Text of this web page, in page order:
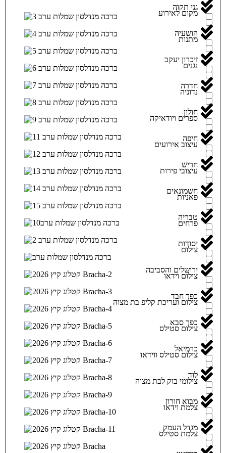
מקום לאירוע
מתנות
נגנים
נדוניה
ספרים ויודאיקה
עיצוב אירועים
עיצובי פירות
פאניות
פרחים
צילום
צילום וידאו
צילום ועריכת קליפ בת מצוה
צילום סטילס
צילום סטילס ווידאו
צילומי בוק לבת מצוה
צלמת וידאו
צלמת סטילס
גני תקוה
הושעיה
זיכרון יעקב
חדרה
חולון
חיפה
חריש
חשמונאים
טבריה
יסודות
ירושלים והסביבה
כפר חבד
כפר סבא
כרמיאל
לוד
מבוא חורון
מגדל העמק